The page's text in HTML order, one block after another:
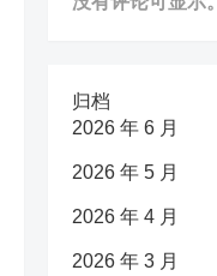
归档
2026 年 6 月
2026 年 5 月
2026 年 4 月
2026 年 3 月